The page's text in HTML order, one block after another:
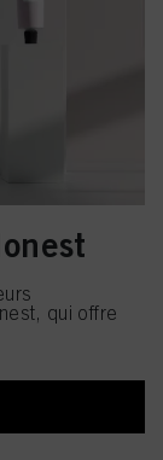
qui offre